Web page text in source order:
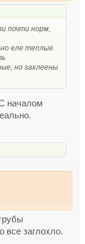
почти норм,
еле теплые.
но заклеены
началом
все заглохло.